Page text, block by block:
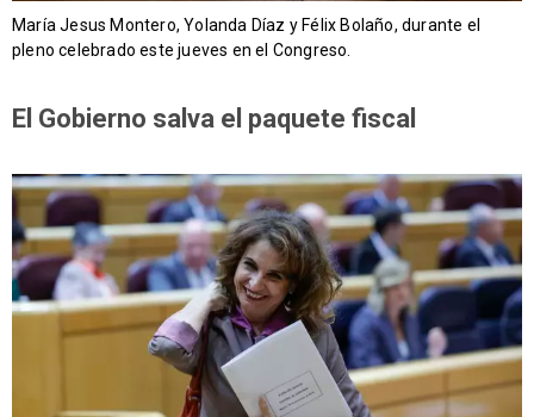
María Jesus Montero, Yolanda Díaz y Félix Bolaño, durante el
pleno celebrado este jueves en el Congreso.
El Gobierno salva el paquete fiscal